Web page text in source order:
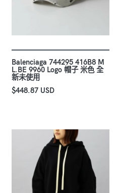
Balenciaga 744295 416B8 M
L.BE 9960 Logo 帽子 米色 全
新未使用
$448.87 USD